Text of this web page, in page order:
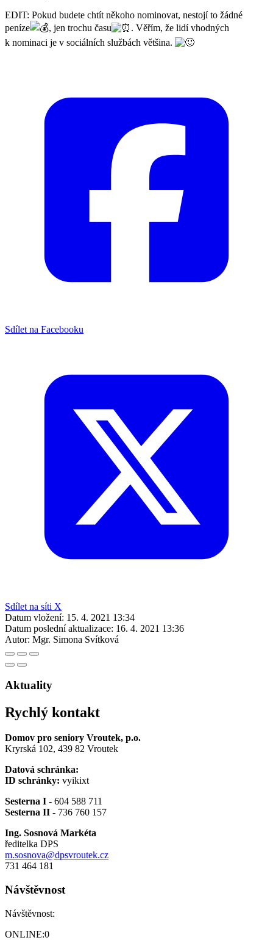
EDIT: Pokud budete chtít někoho nominovat, nestojí to žádné
peníze
, jen trochu času
. Věřím, že lidí vhodných
k nominaci je v sociálních službách většina.
Sdílet na Facebooku
Sdílet na síti X
Datum vložení: 15. 4. 2021 13:34
Datum poslední aktualizace: 16. 4. 2021 13:36
Autor: Mgr. Simona Svítková
Aktuality
Rychlý kontakt
Domov pro seniory Vroutek, p.o.
Kryrská 102, 439 82 Vroutek
Datová schránka:
ID schránky: vyikixt
Sesterna I - 604 588 711
Sesterna II - 736 760 157
Ing. Sosnová Markéta
ředitelka DPS
m.sosnova@dpsvroutek.cz
731 464 181
Návštěvnost
Návštěvnost:
ONLINE:0